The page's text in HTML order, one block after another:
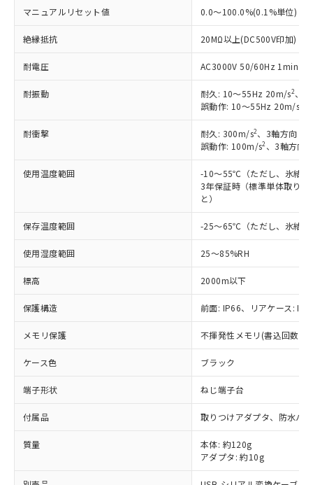
マニュアルリセット値 0.0～100.0%(0.1%単位)
絶縁抵抗 20MΩ以上(DC500V印加)
耐電圧 AC3000V 50/60Hz 1min (
耐振動 耐久: 10～55Hz 20m/s2、3
誤動作: 10～55Hz 20m/s
耐衝撃 耐久: 300m/s2、3軸方向 各
誤動作: 100m/s2 、3軸方向
使用温度範囲
-10～55℃（ただし、氷結、
3年保証時（標準単体取り
と）
保存温度範囲 -25～65℃（ただし、氷結、
使用湿度範囲 25～85%RH
標高 2000m以下
保護構造 前面: IP66、リアケース:
メモリ保護 不揮発性メモリ(書込回数:
ケース色 ブラック
端子形状 ねじ端子台
付属品 取りつけアダプタ、防水パ
質量
本体: 約120g
アダプタ: 約10g
対応済み：EU RoHS指令（10物質）の
非含有に対応した製品が提供可能な商品で